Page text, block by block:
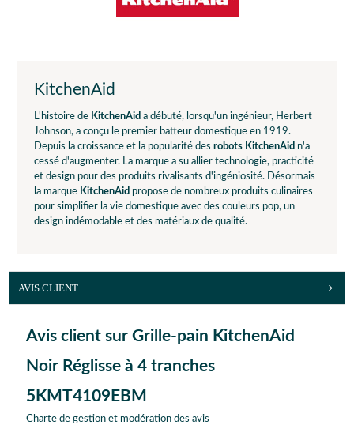
KitchenAid
L'histoire de KitchenAid a débuté, lorsqu'un ingénieur, Herbert
Johnson, a conçu le premier batteur domestique en 1919.
Depuis la croissance et la popularité des robots KitchenAid n'a
cessé d'augmenter. La marque a su allier technologie, practicité
et design pour des produits rivalisants d'ingéniosité. Désormais
la marque KitchenAid propose de nombreux produits culinaires
pour simplifier la vie domestique avec des couleurs pop, un
design indémodable et des matériaux de qualité.
AVIS CLIENT
Avis client sur Grille-pain KitchenAid
Noir Réglisse à 4 tranches
5KMT4109EBM
Charte de gestion et modération des avis